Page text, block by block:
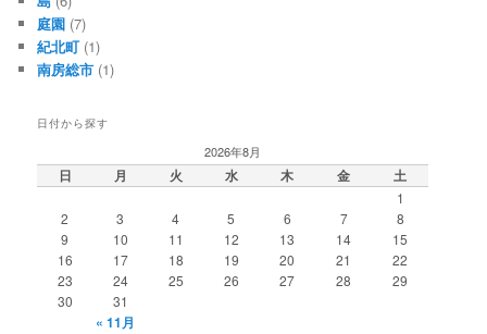
庭園 (7)
紀北町 (1)
南房総市 (1)
日付から探す
2026年8月
日 月 火 水 木 金 土
1
2
3 4 5 6 7
8
9
10 11 12 13 14
15
16
17 18 19 20 21
22
23
24 25 26 27 28
29
30
31
« 11月